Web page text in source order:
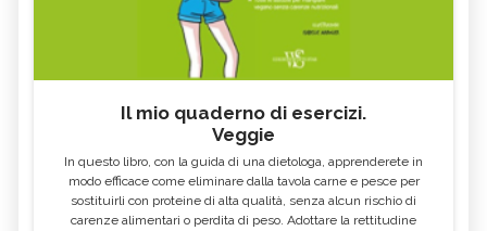
BASILICO
YOGURT GRECO
PERMACULTURA
ALCHECHENGI
FARINA DI CASTAGNE MELA COTOGNA
Il mio quaderno di esercizi.
Veggie
In questo libro, con la guida di una dietologa, apprenderete in
modo efficace come eliminare dalla tavola carne e pesce per
sostituirli con proteine di alta qualità, senza alcun rischio di
carenze alimentari o perdita di peso. Adottare la rettitudine